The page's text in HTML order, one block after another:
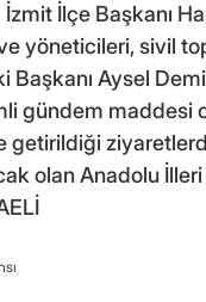
İzmit İlçe Başkanı
yöneticileri, sivil
Başkanı Aysel
gündem maddesi
getirildiği
olan Anadolu